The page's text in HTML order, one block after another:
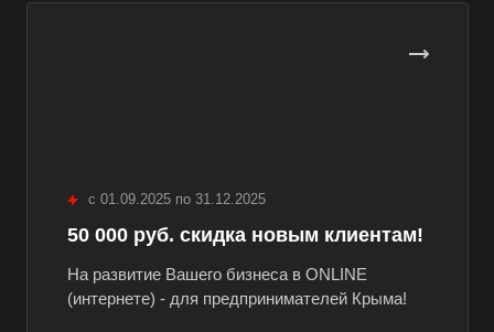
с 01.09.2025 по 31.12.2025
50 000 руб. скидка новым клиентам!
На развитие Вашего бизнеса в ONLINE
(интернете) - для предпринимателей Крыма!